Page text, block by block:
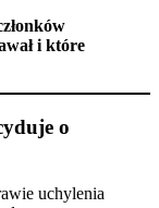
i które
o
uchylenia